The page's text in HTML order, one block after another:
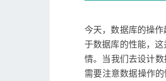
今天，数据库的操
于数据库的性能，
情。当我们去设计
需要注意数据操作